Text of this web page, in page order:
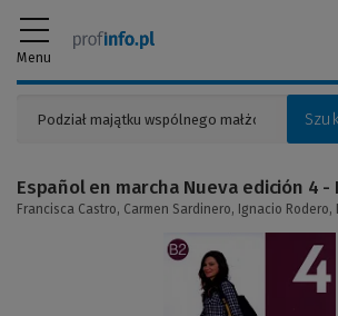
Menu
Español en marcha Nueva edición 4
Francisca Castro, Carmen Sardinero, Ignacio Rodero,